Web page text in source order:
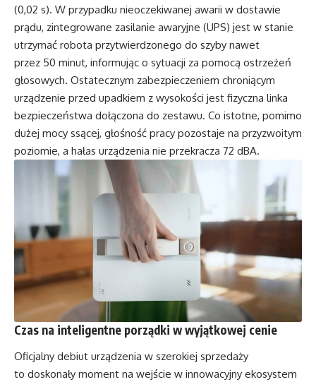
(0,02 s). W przypadku nieoczekiwanej awarii w dostawie
prądu, zintegrowane zasilanie awaryjne (UPS) jest w stanie
utrzymać robota przytwierdzonego do szyby nawet
przez 50 minut, informując o sytuacji za pomocą ostrzeżeń
głosowych. Ostatecznym zabezpieczeniem chroniącym
urządzenie przed upadkiem z wysokości jest fizyczna linka
bezpieczeństwa dołączona do zestawu. Co istotne, pomimo
dużej mocy ssącej, głośność pracy pozostaje na przyzwoitym
poziomie, a hałas urządzenia nie przekracza 72 dBA.
Czas na inteligentne porządki w wyjątkowej cenie
Oficjalny debiut urządzenia w szerokiej sprzedaży
to doskonały moment na wejście w innowacyjny ekosystem